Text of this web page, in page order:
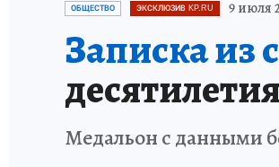
ОБЩЕСТВО ЭКСКЛЮЗИВ KP.RU 9 июля
Записка из
Медальон с данными